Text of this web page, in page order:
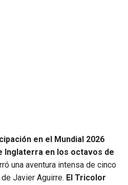
en el Mundial 2026
Inglaterra en los octavos de
una aventura intensa de cinco
Javier Aguirre. El Tricolor